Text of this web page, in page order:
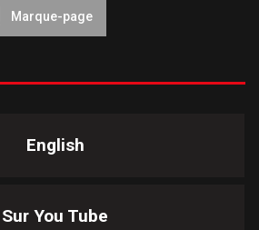
Marque-page
English
Sur You Tube